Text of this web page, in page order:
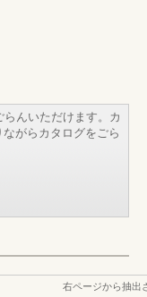
んいただけます。カ
がらカタログをごら
右ページから抽出